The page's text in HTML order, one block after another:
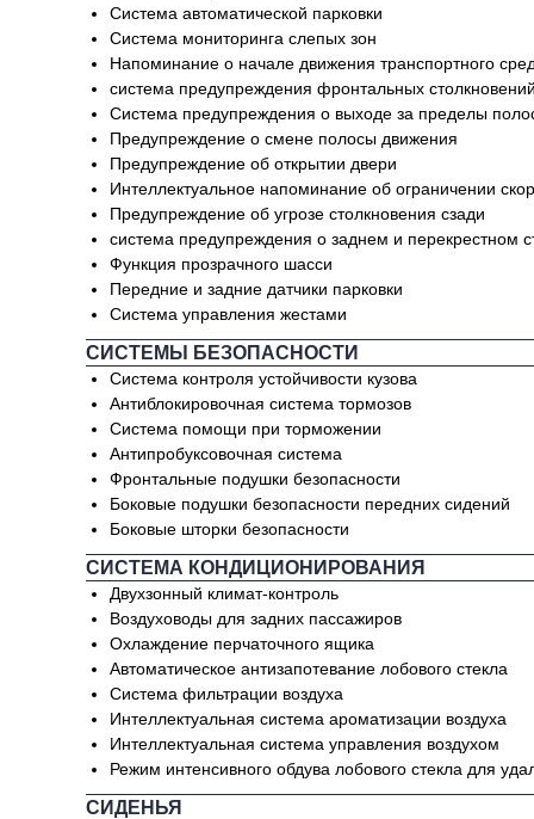
Система автоматической парковки
Система мониторинга слепых зон
Напоминание о начале движения транспортного
система предупреждения фронтальных
Система предупреждения о выходе за пределы
Предупреждение о смене полосы движения
Предупреждение об открытии двери
Интеллектуальное напоминание об ограничении
Предупреждение об угрозе столкновения сзади
система предупреждения о заднем и перекрестном
Функция прозрачного шасси
Передние и задние датчики парковки
Система управления жестами
СИСТЕМЫ БЕЗОПАСНОСТИ
Система контроля устойчивости кузова
Антиблокировочная система тормозов
Система помощи при торможении
Антипробуксовочная система
Фронтальные подушки безопасности
Боковые подушки безопасности передних сидений
Боковые шторки безопасности
СИСТЕМА КОНДИЦИОНИРОВАНИЯ
Двухзонный климат-контроль
Воздуховоды для задних пассажиров
Охлаждение перчаточного ящика
Автоматическое антизапотевание лобового стекла
Система фильтрации воздуха
Интеллектуальная система ароматизации воздуха
Интеллектуальная система управления воздухом
Режим интенсивного обдува лобового стекла для
СИДЕНЬЯ